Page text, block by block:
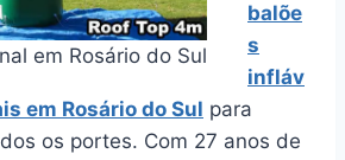
em Rosário do Sul
balõe
s
infláv
em Rosário do Sul para
os portes. Com 27 anos de